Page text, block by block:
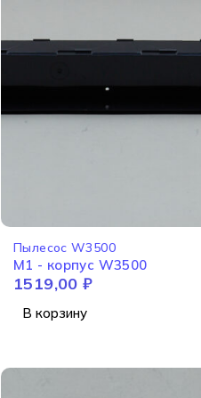
Пылесос W3500
M1 - корпус W3500
1519,00 ₽
В корзину